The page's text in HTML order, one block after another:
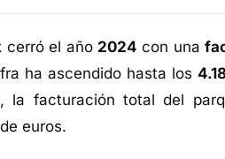
cerró el año 2024 con una
ha ascendido hasta los
la facturación total del
de euros.